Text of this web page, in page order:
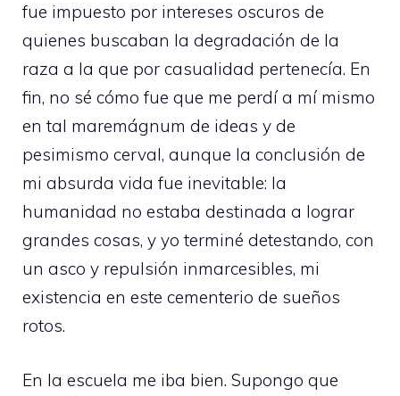
fue impuesto por intereses oscuros de
quienes buscaban la degradación de la
raza a la que por casualidad pertenecía. En
fin, no sé cómo fue que me perdí a mí mismo
en tal maremágnum de ideas y de
pesimismo cerval, aunque la conclusión de
mi absurda vida fue inevitable: la
humanidad no estaba destinada a lograr
grandes cosas, y yo terminé detestando, con
un asco y repulsión inmarcesibles, mi
existencia en este cementerio de sueños
rotos.
En la escuela me iba bien. Supongo que